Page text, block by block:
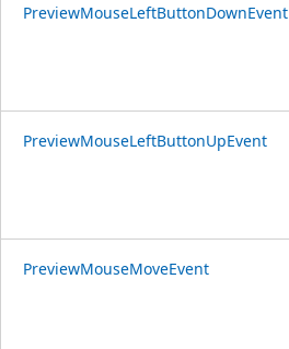
PreviewMouseLeftButtonDownEvent
PreviewMouseLeftButtonUpEvent
PreviewMouseMoveEvent